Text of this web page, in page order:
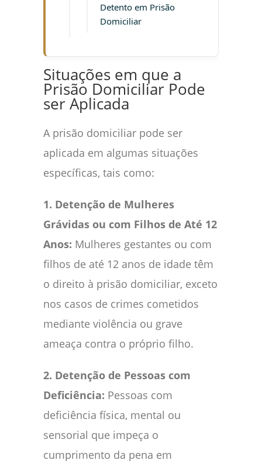
Detento em Prisão
Domiciliar
Situações em que a
Prisão Domiciliar Pode
ser Aplicada
A prisão domiciliar pode ser
aplicada em algumas situações
específicas, tais como:
1. Detenção de Mulheres
Grávidas ou com Filhos de Até 12
Anos: Mulheres gestantes ou com
filhos de até 12 anos de idade têm
o direito à prisão domiciliar, exceto
nos casos de crimes cometidos
mediante violência ou grave
ameaça contra o próprio filho.
2. Detenção de Pessoas com
Deficiência: Pessoas com
deficiência física, mental ou
sensorial que impeça o
cumprimento da pena em